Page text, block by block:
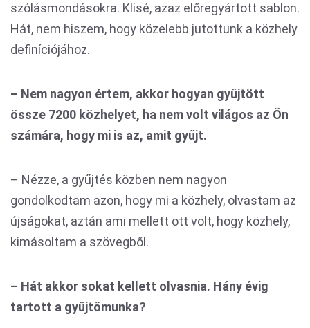
szólásmondásokra. Klisé, azaz előregyártott sablon.
Hát, nem hiszem, hogy közelebb jutottunk a közhely
definíciójához.
– Nem nagyon értem, akkor hogyan gyűjtött
össze 7200 közhelyet, ha nem volt világos az Ön
számára, hogy mi is az, amit gyűjt.
– Nézze, a gyűjtés közben nem nagyon
gondolkodtam azon, hogy mi a közhely, olvastam az
újságokat, aztán ami mellett ott volt, hogy közhely,
kimásoltam a szövegből.
– Hát akkor sokat kellett olvasnia. Hány évig
tartott a gyűjtőmunka?